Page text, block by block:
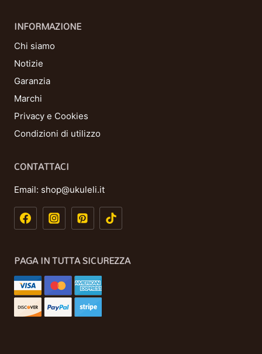
INFORMAZIONE
Chi siamo
Notizie
Garanzia
Marchi
Privacy e Cookies
Condizioni di utilizzo
CONTATTACI
Email: shop@ukuleli.it
PAGA IN TUTTA SICUREZZA